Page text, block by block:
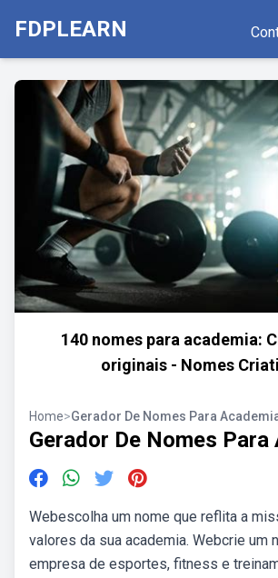
FDPLEARN
140 nomes para academia:
originais - Nomes
Home>Gerador De Nomes Para
Gerador De Nomes Para
Webescolha um nome que reflita a
valores da sua academia. Webcrie um
empresa de esportes, fitness e